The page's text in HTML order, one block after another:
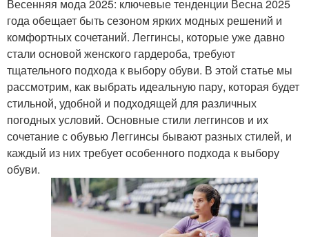
Весенняя мода 2025: ключевые тенденции Весна 2025
года обещает быть сезоном ярких модных решений и
комфортных сочетаний. Леггинсы, которые уже давно
стали основой женского гардероба, требуют
тщательного подхода к выбору обуви. В этой статье мы
рассмотрим, как выбрать идеальную пару, которая будет
стильной, удобной и подходящей для различных
погодных условий. Основные стили леггинсов и их
сочетание с обувью Леггинсы бывают разных стилей, и
каждый из них требует особенного подхода к выбору
обуви.